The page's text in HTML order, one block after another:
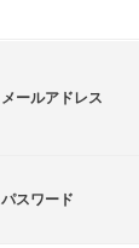
メールアドレス
パスワード